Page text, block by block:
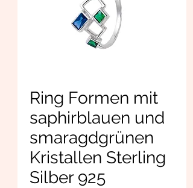
Ring Formen mit
saphirblauen und
smaragdgrünen
Kristallen Sterling
Silber 925